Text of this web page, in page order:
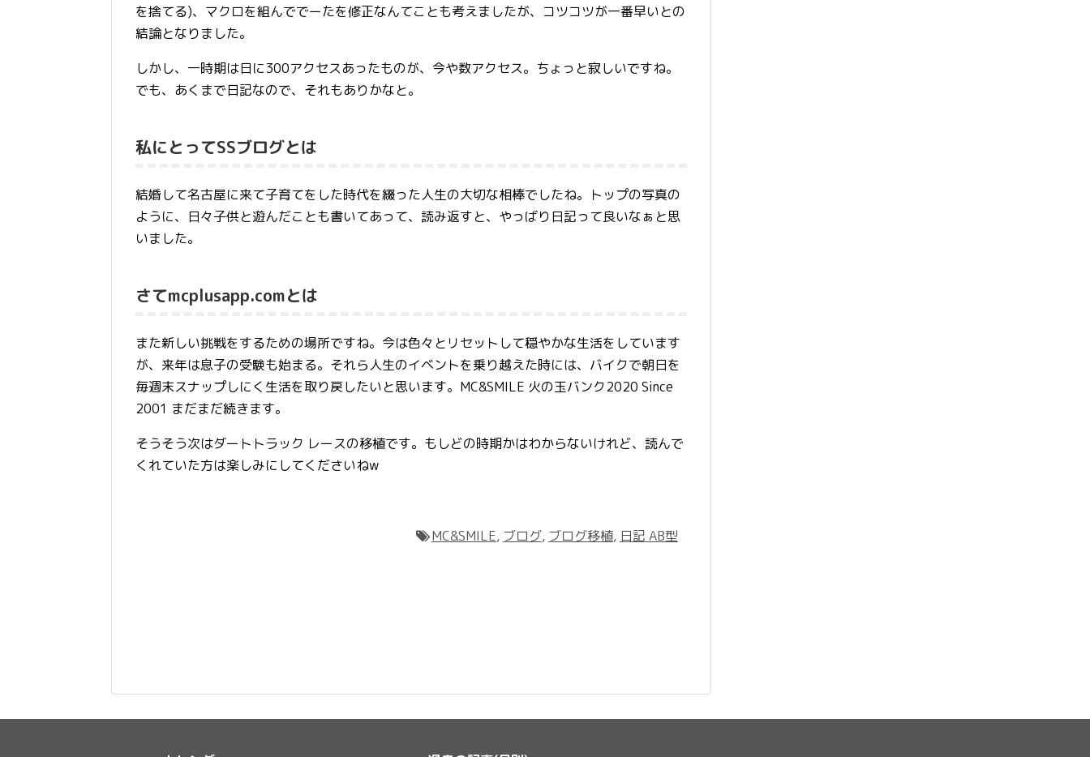
を捨てる)、マクロを組んででーたを修正なんてことも考えましたが、コツコツが一番早いとの
結論となりました。
しかし、一時期は日に300アクセスあったものが、今や数アクセス。ちょっと寂しいですね。
でも、あくまで日記なので、それもありかなと。
私にとってSSブログとは
結婚して名古屋に来て子育てをした時代を綴った人生の大切な相棒でしたね。トップの写真の
ように、日々子供と遊んだことも書いてあって、読み返すと、やっばり日記って良いなぁと思
いました。
さてmcplusapp.comとは
また新しい挑戦をするための場所ですね。今は色々とリセットして穏やかな生活をしています
が、来年は息子の受験も始まる。それら人生のイベントを乗り越えた時には、バイクで朝日を
毎週末スナップしにく生活を取り戻したいと思います。MC&SMILE 火の玉バンク2020 Since
2001 まだまだ続きます。
そうそう次はダートトラック レースの移植です。もしどの時期かはわからないけれど、読んで
くれていた方は楽しみにしてくださいねw
MC&SMILE, ブログ, ブログ移植, 日記 AB型